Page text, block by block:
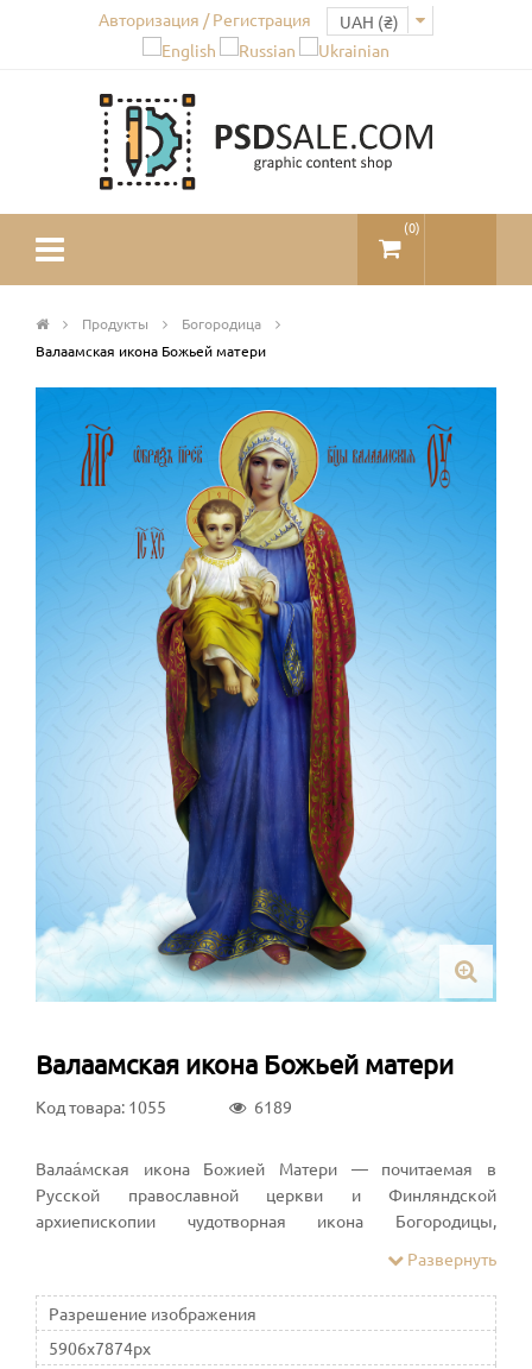
Авторизация / Регистрация
(0)
Продукты
Богородица
Валаамская икона Божьей матери
Валаамская икона Божьей матери
Код товара: 1055 6189
Валаа́мская икона Божией Матери — почитаемая в
Русской православной церкви и Финляндской
архиепископии чудотворная икона Богородицы,
Развернуть
Разрешение изображения
5906x7874px